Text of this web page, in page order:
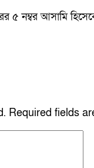
৫ নম্বর আসামি
Required fields